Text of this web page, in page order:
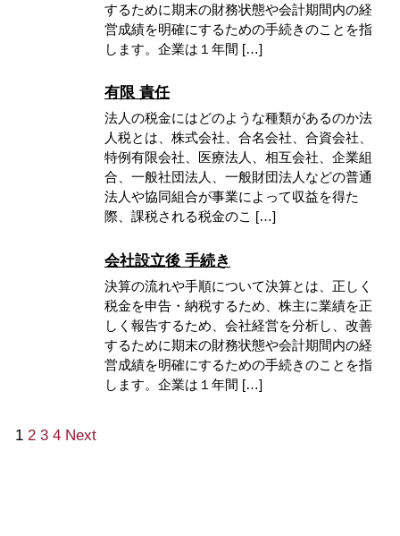
するために期末の財務状態や会計期間内の経
営成績を明確にするための手続きのことを指
します。企業は１年間 […]
有限 責任
法人の税金にはどのような種類があるのか法
人税とは、株式会社、合名会社、合資会社、
特例有限会社、医療法人、相互会社、企業組
合、一般社団法人、一般財団法人などの普通
法人や協同組合が事業によって収益を得た
際、課税される税金のこ […]
会社設立後 手続き
決算の流れや手順について決算とは、正しく
税金を申告・納税するため、株主に業績を正
しく報告するため、会社経営を分析し、改善
するために期末の財務状態や会計期間内の経
営成績を明確にするための手続きのことを指
します。企業は１年間 […]
1 2 3 4 Next